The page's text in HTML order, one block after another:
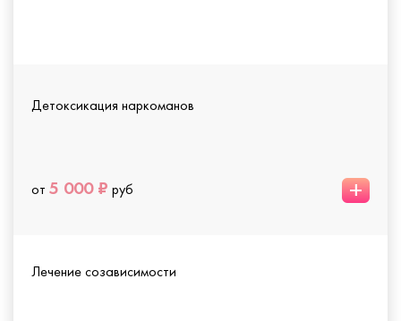
Детоксикация наркоманов
от 5 000 ₽ руб +
Лечение созависимости